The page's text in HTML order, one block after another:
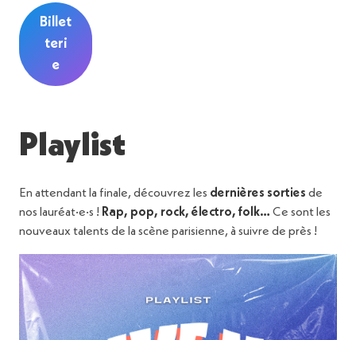
Billet
teri
e
Playlist
En attendant la finale, découvrez les dernières sorties de
nos lauréat·e·s ! Rap, pop, rock, électro, folk… Ce sont les
nouveaux talents de la scène parisienne, à suivre de près !